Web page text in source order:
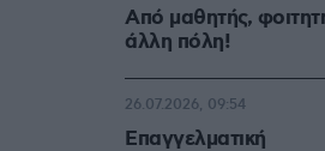
Από μαθητής,
άλλη πόλη!
Επαγγελματική
26.07.2026, 09:54